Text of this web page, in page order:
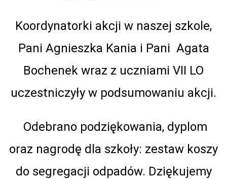
Koordynatorki akcji w naszej szkole,
Pani Agnieszka Kania i Pani Agata
Bochenek wraz z uczniami VII LO
uczestniczyły w podsumowaniu akcji.
Odebrano podziękowania, dyplom
oraz nagrodę dla szkoły: zestaw koszy
do segregacji odpadów. Dziękujemy